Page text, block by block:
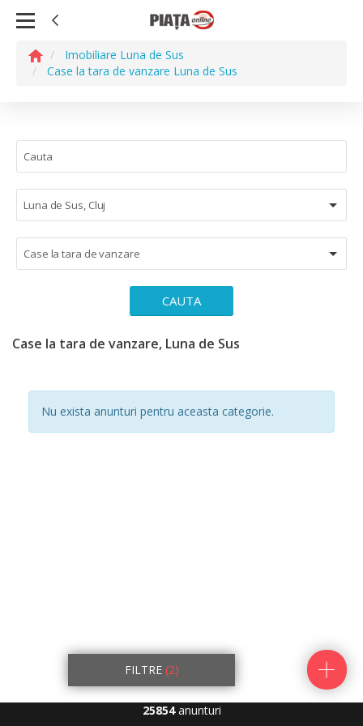
Imobiliare Luna de Sus
Case la tara de vanzare Luna de Sus
Luna de Sus, Cluj
Case la tara de vanzare
CAUTA
Case la tara de vanzare, Luna de Sus
Nu exista anunturi pentru aceasta categorie.
FILTRE (2)
25854anunturi